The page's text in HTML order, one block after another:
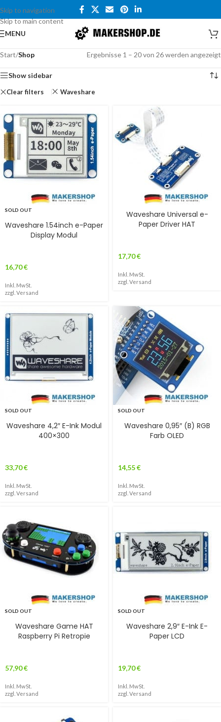
Skip to navigation
Skip to main content
MENU
Start/Shop Ergebnisse 1 – 20 von 26 werden angezeigt
Show sidebar
Clear filters Waveshare
SOLD OUT
Waveshare 1.54inch e-Paper
Display Modul
16,70€
Inkl. MwSt.
zzgl. Versand
Waveshare Universal e-
Paper Driver HAT
17,70€
Inkl. MwSt.
zzgl. Versand
SOLD OUT
Waveshare 4,2″ E-Ink Modul
400×300
33,70€
Inkl. MwSt.
zzgl. Versand
SOLD OUT
Waveshare 0,95″ (B) RGB
Farb OLED
14,55€
Inkl. MwSt.
zzgl. Versand
SOLD OUT
Waveshare Game HAT
Raspberry Pi Retropie
57,90€
Inkl. MwSt.
zzgl. Versand
SOLD OUT
Waveshare 2,9″ E-Ink E-
Paper LCD
19,70€
Inkl. MwSt.
zzgl. Versand